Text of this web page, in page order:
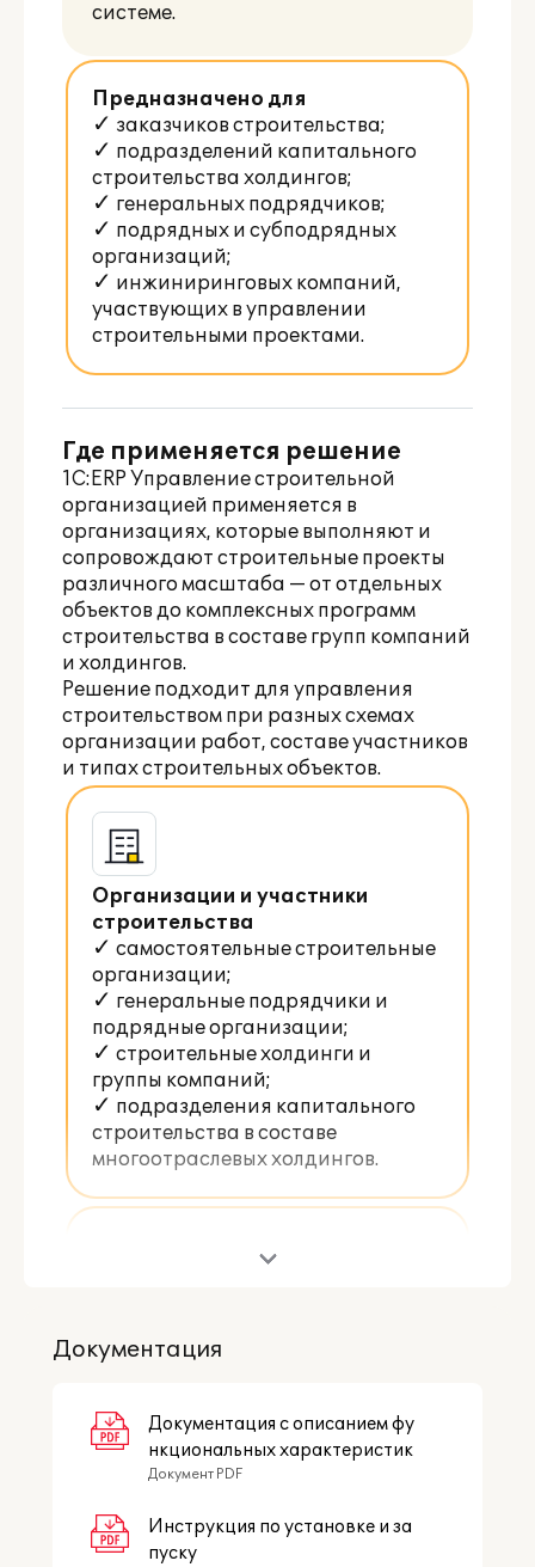
системе.
Предназначено для
✓ заказчиков строительства;
✓ подразделений капитального
строительства холдингов;
✓ генеральных подрядчиков;
✓ подрядных и субподрядных
организаций;
✓ инжиниринговых компаний,
участвующих в управлении
строительными проектами.
Где применяется решение
1C:ERP Управление строительной
организацией применяется в
организациях, которые выполняют и
сопровождают строительные проекты
различного масштаба — от отдельных
объектов до комплексных программ
строительства в составе групп компаний
и холдингов.
Решение подходит для управления
строительством при разных схемах
организации работ, составе участников
и типах строительных объектов.
Организации и участники
строительства
✓ самостоятельные строительные
организации;
✓ генеральные подрядчики и
подрядные организации;
✓ строительные холдинги и
группы компаний;
✓ подразделения капитального
строительства в составе
многоотраслевых холдингов.
строительных работ
✓ подрядный способ
✓ хозяйственный способ
строительства;
✓ смешанная схема с
собственными подразделениями и
подрядчиками.
Документация
Документация с описанием фу
нкциональных характеристик
Документ PDF
Инструкция по установке и за
пуску